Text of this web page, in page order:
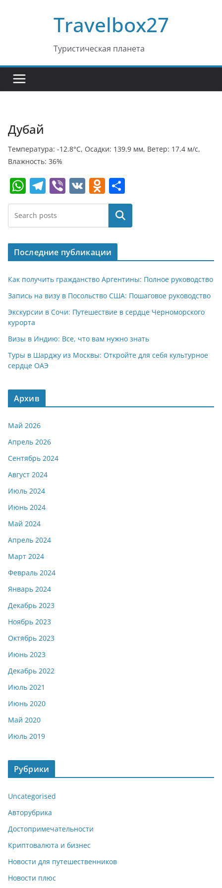
Travelbox27
Туристическая планета
Дубай
Температура: -12.8°C, Осадки: 139.9 мм, Ветер: 17.4 м/с,
Влажность: 36%
W
h
at
s
A
p
p
T
el
e
gr
a
m
Vi
b
V
K
O
d
o
kl
a
ss
ni
ki
т
п
р
в
и
т
ь
Поиск
Последние публикации
Как получить гражданство Аргентины: Полное руководство
Запись на визу в Посольство США: Пошаговое руководство
Экскурсии в Сочи: Путешествие в сердце Черноморского
курорта
Визы в Индию: Все, что вам нужно знать
Туры в Шарджу из Москвы: Откройте для себя культурное
сердце ОАЭ
Архив
Май 2026
Апрель 2026
Сентябрь 2024
Август 2024
Июль 2024
Июнь 2024
Май 2024
Апрель 2024
Март 2024
Февраль 2024
Январь 2024
Декабрь 2023
Ноябрь 2023
Октябрь 2023
Июнь 2023
Декабрь 2022
Июль 2021
Июнь 2020
Май 2020
Июль 2019
Рубрики
Uncategorised
Авторубрика
Достопримечательности
Криптовалюта и бизнес
Новости для путешественников
Новости плюс